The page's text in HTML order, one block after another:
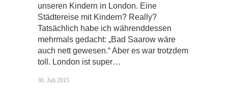
unseren Kindern in London. Eine
Städtereise mit Kindern? Really?
Tatsächlich habe ich währenddessen
mehrmals gedacht: „Bad Saarow wäre
auch nett gewesen.“ Aber es war trotzdem
toll. London ist super…
30. Juli 2015